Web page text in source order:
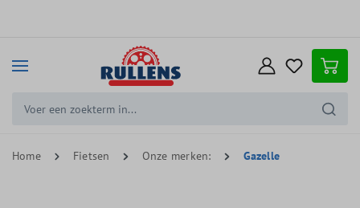
Home Fietsen Onze merken: Gazelle